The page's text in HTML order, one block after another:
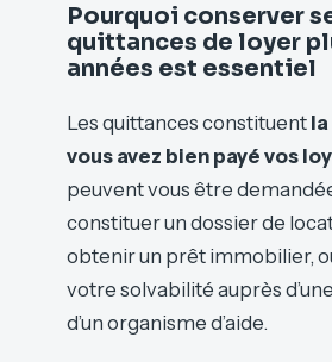
Pourquoi conserver
quittances de loyer
années est essentiel
Les quittances constituent
vous avez bien payé vos
peuvent vous être
constituer un dossier de
obtenir un prêt immobilier,
votre solvabilité auprès
d’un organisme d’aide.